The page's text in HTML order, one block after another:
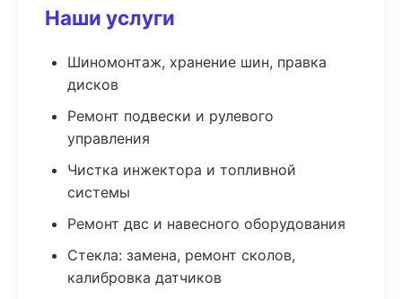
Наши услуги
Шиномонтаж, хранение шин, правка
дисков
Ремонт подвески и рулевого
управления
Чистка инжектора и топливной
системы
Ремонт двс и навесного оборудования
Стекла: замена, ремонт сколов,
калибровка датчиков